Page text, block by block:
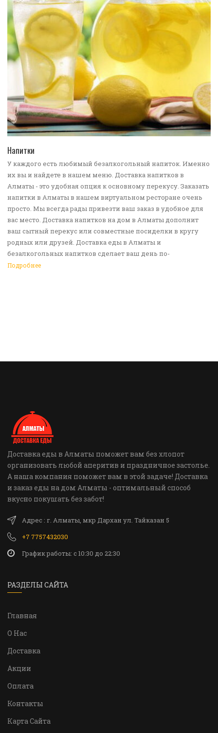
Напитки
У каждого есть любимый безалкогольный напиток. Именно
их вы и найдете в нашем меню. Доставка напитков в
Алматы - это удобная опция к основному перекусу. Заказать
напитки в Алматы в нашем виртуальном ресторане очень
просто. Мы всегда рады привезти ваш заказ в удобное для
вас место. Доставка напитков на дом в Алматы дополнит
ваш сытный перекус или совместные посиделки в кругу
родных или друзей. Доставка еды в Алматы и
безалкогольных напитков сделает ваш день по-
настоящему ярким и беззаботным. Обращайтесь к нам за
Подробнее
Доставка еды в Алматы поможет вам без хлопот
организовать любой аперитив и праздничное застолье.
А наша компания поможет вам в этой задаче! Доставка
и заказ еды на дом Алматы - оптимальный способ
вкусно покушать без забот!
Адрес : г. Алматы, мкр Дархан ул. Тайказан 5
+7 7757432030
График работы: c 10:30 до 22:30
РАЗДЕЛЫ САЙТА
Главная
О Нас
Доставка
Акции
Оплата
Контакты
Карта Сайта